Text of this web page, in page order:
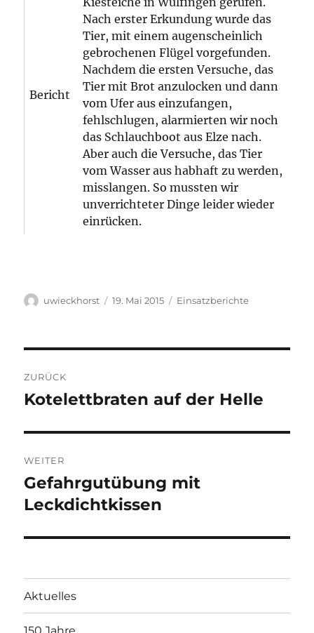
Bericht
Nach erster Erkundung wurde das
Tier, mit einem augenscheinlich
gebrochenen Flügel vorgefunden.
Nachdem die ersten Versuche, das
Tier mit Brot anzulocken und dann
vom Ufer aus einzufangen,
fehlschlugen, alarmierten wir noch
das Schlauchboot aus Elze nach.
Aber auch die Versuche, das Tier
vom Wasser aus habhaft zu werden,
misslangen. So mussten wir
unverrichteter Dinge leider wieder
einrücken.
Autor
uwieckhorst
Veröffentlicht
19. Mai 2015 Kategorien
Einsatzberichte
ZURÜCK
Vorheriger
Kotelettbraten auf der Helle
WEITER
Nächster
Beitrag:
Gefahrgutübung mit
Leckdichtkissen
Aktuelles